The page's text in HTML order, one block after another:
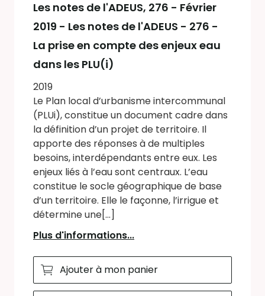
Les notes de l'ADEUS, 276 - Février
2019 - Les notes de l'ADEUS - 276 -
La prise en compte des enjeux eau
dans les PLU(i)
2019
Le Plan local d’urbanisme intercommunal
(PLUi), constitue un document cadre dans
la définition d’un projet de territoire. Il
apporte des réponses à de multiples
besoins, interdépendants entre eux. Les
enjeux liés à l’eau sont centraux. L’eau
constitue le socle géographique de base
d’un territoire. Elle le façonne, l’irrigue et
détermine une[...]
Plus d'informations...
Ajouter à mon panier